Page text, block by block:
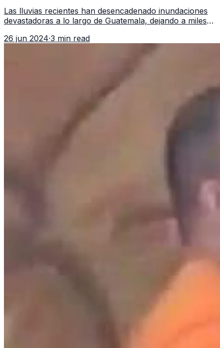
Las lluvias recientes han desencadenado inundaciones
devastadoras a lo largo de Guatemala, dejando a miles
de numerosos animale
26 jun 2024·3 min read